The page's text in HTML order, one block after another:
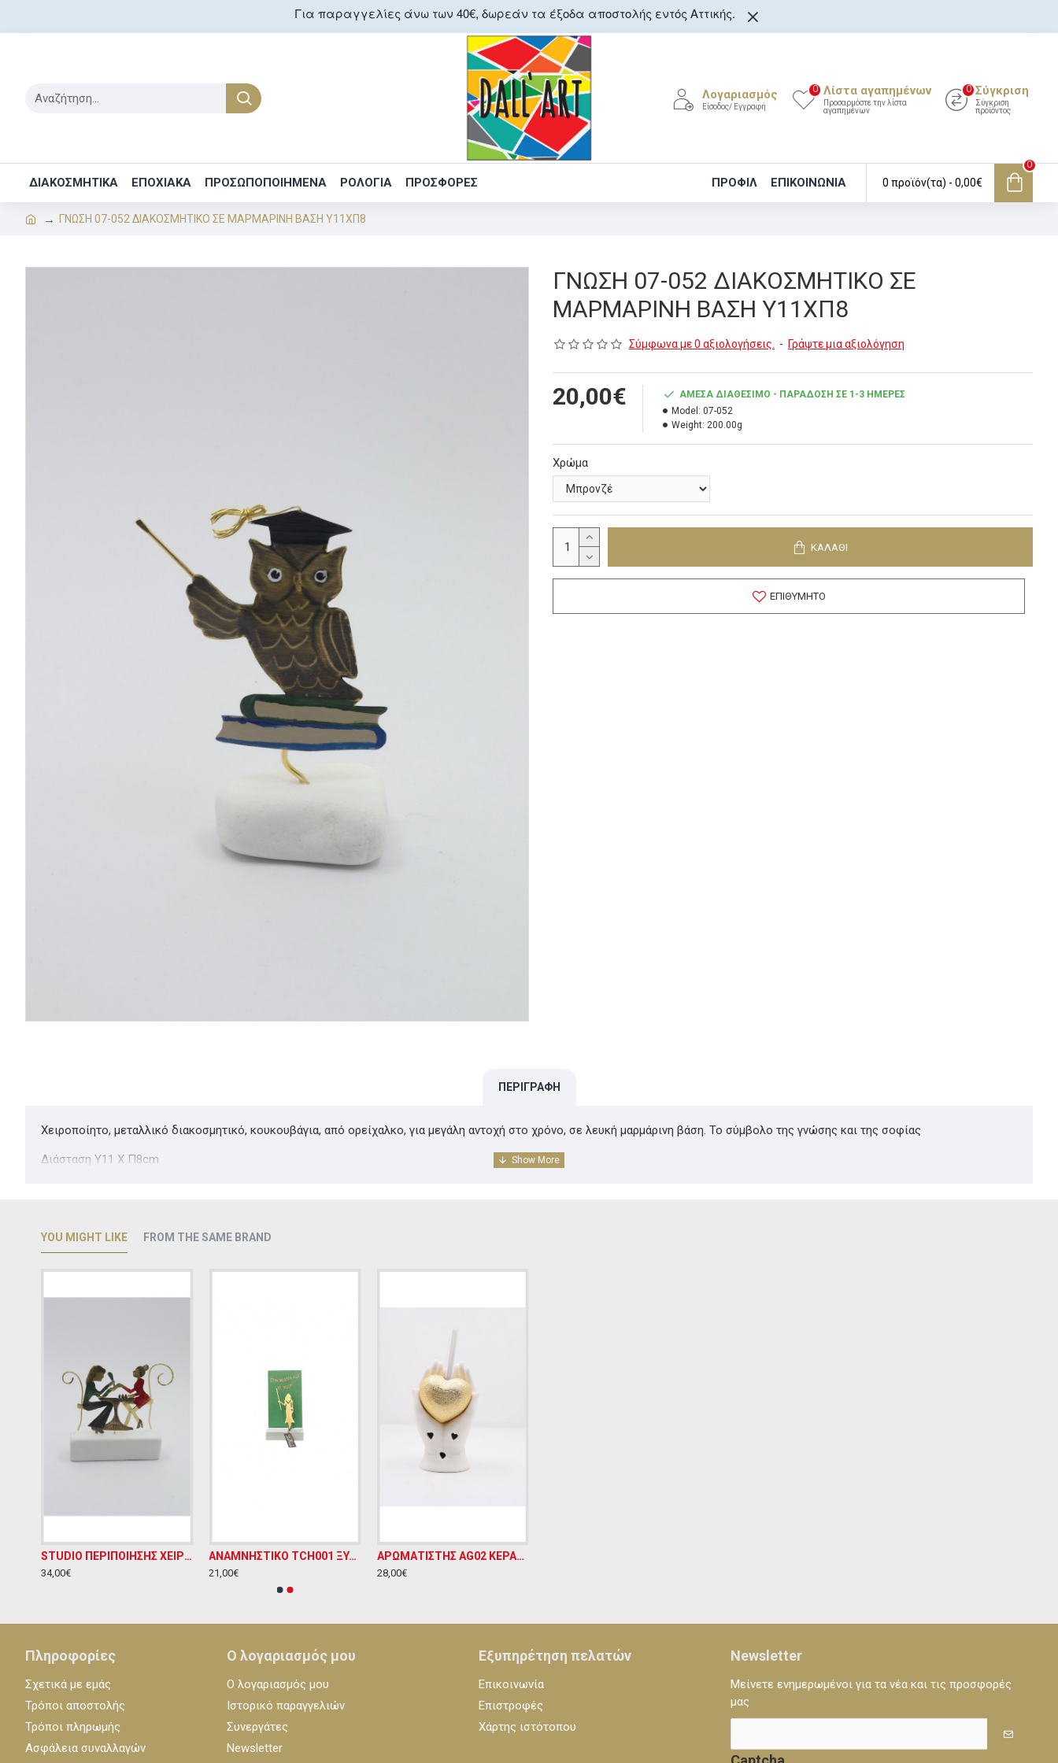
Για παραγγελίες άνω των 40€, δωρεάν τα έξοδα αποστολής εντός Αττικής.
Λογαριασμός
Είσοδος/ Εγγραφή
Λίστα αγαπημένων
Προσαρμόστε την λίστα
αγαπημένων
0 Σύγκριση
Σύγκριση
προϊόντος
0
ΔΙΑΚΟΣΜΗΤΙΚΑ ΕΠΟΧΙΑΚΑ ΠΡΟΣΩΠΟΠΟΙΗΜΕΝΑ ΡΟΛΟΓΙΑ ΠΡΟΣΦΟΡΕΣ ΠΡΟΦΙΛ ΕΠΙΚΟΙΝΩΝΊΑ 0 προϊόν(τα) - 0,00€
0
ΓΝΩΣΗ 07-052 ΔΙΑΚΟΣΜΗΤΙΚΟ ΣΕ ΜΑΡΜΑΡΙΝΗ ΒΑΣΗ Υ11ΧΠ8
ΓΝΩΣΗ 07-052 ΔΙΑΚΟΣΜΗΤΙΚΟ ΣΕ
ΜΑΡΜΑΡΙΝΗ ΒΑΣΗ Υ11ΧΠ8
Σύμφωνα με 0 αξιολογήσεις. - Γράψτε μια αξιολόγηση
20,00€
ΆΜΕΣΑ ΔΙΑΘΈΣΙΜΟ - ΠΑΡΆΔΟΣΗ ΣΕ 1-3 ΗΜΈΡΕΣ
Model: 07-052
Weight: 200.00g
Χρώμα
ΚΑΛΆΘΙ
ΕΠΙΘΥΜΗΤΌ
ΠΕΡΙΓΡΑΦΉ
Χειροποίητο, μεταλλικό διακοσμητικό, κουκουβάγια, από ορείχαλκο, για μεγάλη αντοχή στο χρόνο, σε λευκή μαρμάρινη βάση. Το σύμβολο της γνώσης και της σοφίας
Διάσταση Υ11 Χ Π8cm
YOU MIGHT LIKE FROM THE SAME BRAND
STUDIO ΠΕΡΙΠΟΙΗΣΗΣ ΧΕΙΡΟΠΟΙΗΤΟ ΔΙΑΚΟΣΜΗΤΙΚΟ ΑΠΟ ΟΡΕΙΧΑΛΚΟ ΣΕ ΜΑΡΜΑΡΙΝΗ ΒΑΣΗ Υ11ΧΠ12
34,00€
ΑΝΑΜΝΗΣΤΙΚΟ TCH001 ΞΥΛΙΝΟ ΕΠΙΤΡΑΠΕΖΙΟ ΔΙΑΚΟΣΜΗΤΙΚΟ Υ15ΧΜ8
21,00€
ΑΡΩΜΑΤΙΣΤΗΣ AG02 ΚΕΡΑΜΙΚΟ ΕΠΙΤΡΑΠΕΖΙΟ ΔΙΑΚΟΣΜΗΤΙΚΟ Υ20ΧΜ10
28,00€
Πληροφορίες
Σχετικά με εμάς
Τρόποι αποστολής
Τρόποι πληρωμής
Ασφάλεια συναλλαγών
Ο λογαριασμός μου
Ο λογαριασμός μου
Ιστορικό παραγγελιών
Συνεργάτες
Newsletter
Εξυπηρέτηση πελατών
Επικοινωνία
Επιστροφές
Χάρτης ιστότοπου
Newsletter
Μείνετε ενημερωμένοι για τα νέα και τις προσφορές
μας